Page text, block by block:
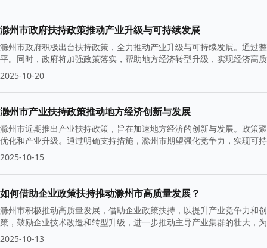
滁州市政府扶持政策推动产业升级与可持续发展
滁州市政府积极出台扶持政策，全力推动产业升级与可持续发展。通过
平。同时，政府将加强政策落实，帮助地方经济转型升级，实现经济高
2025-10-20
滁州市产业扶持政策推动地方经济创新与发展
滁州市近期推出产业扶持政策，旨在加速地方经济的创新与发展。政策
优化和产业升级。通过明确支持措施，滁州市期望强化竞争力，实现可
2025-10-15
如何借助企业政策扶持推动滁州市高质量发展？
滁州市积极推动高质量发展，借助企业政策扶持，以提升产业竞争力和
策，鼓励企业技术改造和转型升级，进一步推动主导产业集群的壮大，
2025-10-13